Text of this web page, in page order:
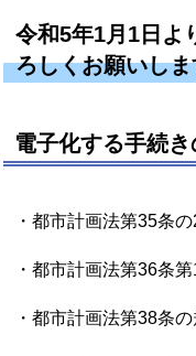
令和5年1月1日よ
ろしくお願いし
電子化する手続
・都市計画法第35条
・都市計画法第36条
・都市計画法第38条